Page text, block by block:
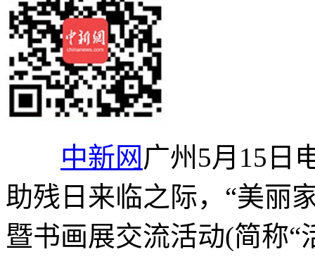
中新网 广州5月15日
助残日来临之际，“美丽
暨书画展交流活动(简称“